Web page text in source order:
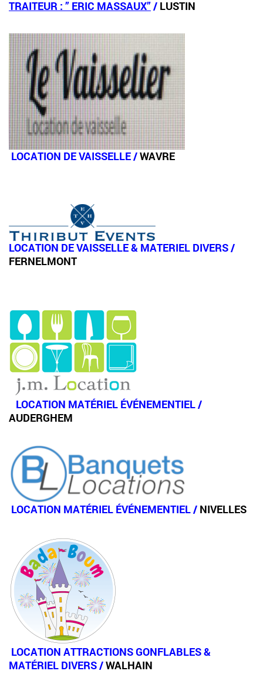
TRAITEUR : ” ERIC MASSAUX”/ LUSTIN
LOCATION DE VAISSELLE /WAVRE
LOCATION DE VAISSELLE & MATERIEL DIVERS /
FERNELMONT
LOCATION MATÉRIEL ÉVÉNEMENTIEL/
AUDERGHEM
LOCATION MATÉRIEL ÉVÉNEMENTIEL/ NIVELLES
LOCATION ATTRACTIONS GONFLABLES&
MATÉRIEL DIVERS /WALHAIN